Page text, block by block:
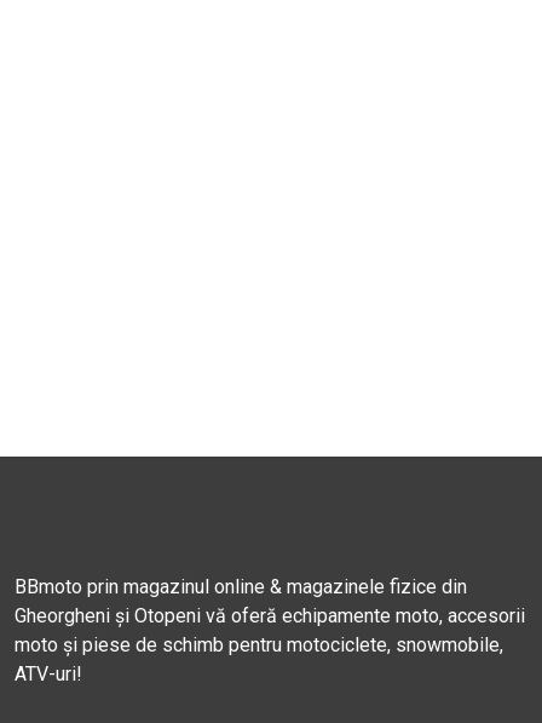
BBmoto prin magazinul online & magazinele fizice din
Gheorgheni și Otopeni vă oferă echipamente moto, accesorii
moto și piese de schimb pentru motociclete, snowmobile,
ATV-uri!